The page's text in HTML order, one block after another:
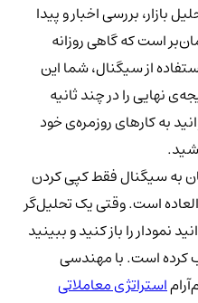
بازار، بررسی اخبار و پیدا
است که گاهی روزانه
از سیگنال، شما این
نهایی را در چند ثانیه
به کارهای روزمره‌ی خود
به سیگنال فقط کپی کردن
است. وقتی یک تحلیل‌گر
را باز کنید و ببینید
کرده است. با مهندسی
استراتژی معاملاتی